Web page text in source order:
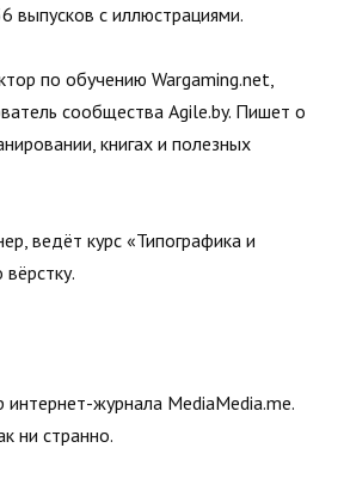
выпусков с иллюстрациями.
по обучению Wargaming.net,
сообщества Agile.by. Пишет о
книгах и полезных
ведёт курс «Типографика и
интернет-журнала MediaMedia.me.
ни странно.